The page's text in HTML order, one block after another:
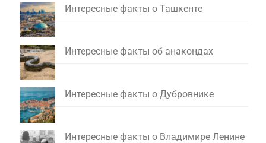
Интересные факты о Ташкенте
Интересные факты об анакондах
Интересные факты о Дубровнике
Интересные факты о Владимире Ленине